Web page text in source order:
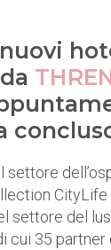
settore
settore del
cui 35 partner